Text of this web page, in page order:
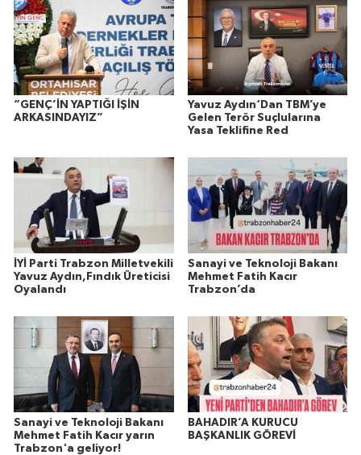
“GENÇ’İN YAPTIĞI İŞİN
ARKASINDAYIZ”
Yavuz Aydın‘Dan TBM’ye
Gelen Terör Suçlularına
Yasa Teklifine Red
İYİ Parti Trabzon Milletvekili
Yavuz Aydın,Fındık Üreticisi
Oyalandı
Sanayi ve Teknoloji Bakanı
Mehmet Fatih Kacır
Trabzon’da
Sanayi ve Teknoloji Bakanı
Mehmet Fatih Kacır yarın
Trabzon'a geliyor!
BAHADIR’A KURUCU
BAŞKANLIK GÖREVİ